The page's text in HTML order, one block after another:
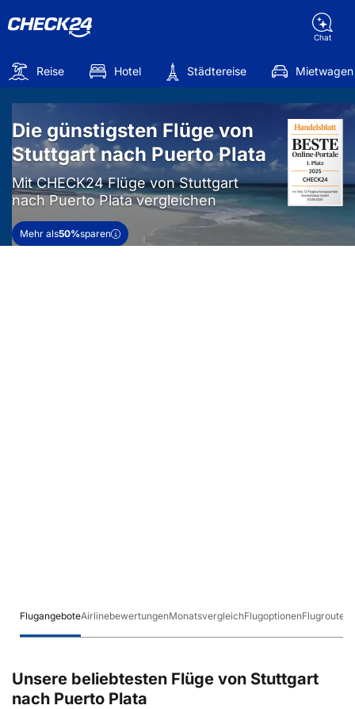
Chat
Reise Hotel Städtereise Mietwagen
Die günstigsten Flüge von
Stuttgart nach Puerto Plata
Mit CHECK24 Flüge von Stuttgart
nach Puerto Plata vergleichen
Mehr als50%sparen
FlugangeboteAirlinebewertungenMonatsvergleichFlugoptionenFlugrouten
Unsere beliebtesten Flüge von Stuttgart
nach Puerto Plata